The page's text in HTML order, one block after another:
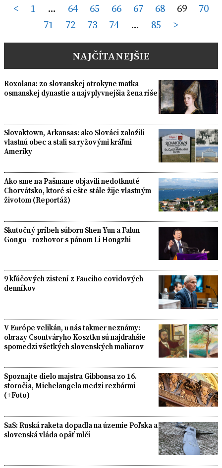
Posts
pagination
< 1 … 64 65 66 67 68 69
70
71
72 73 74 … 85 >
NAJČÍTANEJŠIE
Roxolana: zo slovanskej otrokyne matka
osmanskej dynastie a najvplyvnejšia žena ríše
Slovaktown, Arkansas: ako Slováci založili
vlastnú obec a stali sa ryžovými kráľmi
Ameriky
Ako sme na Pašmane objavili nedotknuté
Chorvátsko, ktoré si ešte stále žije vlastným
životom (Reportáž)
Skutočný príbeh súboru Shen Yun a Falun
Gongu - rozhovor s pánom Li Hongzhi
9 kľúčových zistení z Fauciho covidových
denníkov
V Európe velikán, u nás takmer neznámy:
obrazy Csontváryho Kosztku sú najdrahšie
spomedzi všetkých slovenských maliarov
Spoznajte dielo majstra Gibbonsa zo 16.
storočia, Michelangela medzi rezbármi
(+Foto)
SaS: Ruská raketa dopadla na územie Poľska a
slovenská vláda opäť mlčí